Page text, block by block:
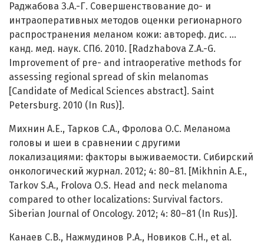
Раджабова З.А.-Г. Совершенствование до- и
интраоперативных методов оценки регионарного
распространения меланом кожи: автореф. дис. …
канд. мед. наук. СПб. 2010. [Radzhabova Z.A.-G.
Improvement of pre- and intraoperative methods for
assessing regional spread of skin melanomas
[Candidate of Medical Sciences abstract]. Saint
Petersburg. 2010 (In Rus)].
Михнин А.Е., Тарков С.А., Фролова О.С. Меланома
головы и шеи в сравнении с другими
локализациями: факторы выживаемости. Сибирский
онкологический журнал. 2012; 4: 80–81. [Mikhnin A.E.,
Tarkov S.A., Frolova O.S. Head and neck melanoma
compared to other localizations: Survival factors.
Siberian Journal of Oncology. 2012; 4: 80–81 (In Rus)].
Канаев С.В., Нажмудинов Р.А., Новиков С.Н., et al.